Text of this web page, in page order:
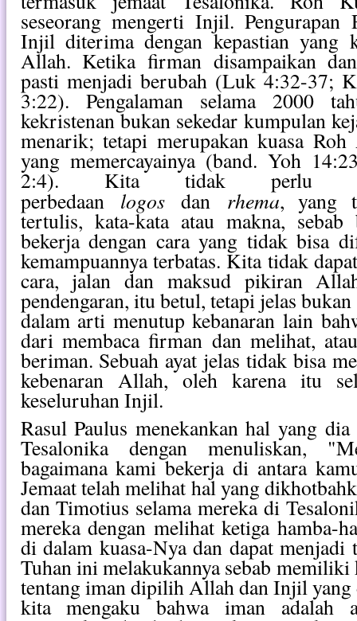
seseorang mengerti Injil. Pengurapan
Injil diterima dengan kepastian yang
Allah. Ketika firman disampaikan
pasti menjadi berubah (Luk 4:32-37;
3:22). Pengalaman selama 2000
kekristenan bukan sekedar kumpulan
menarik; tetapi merupakan kuasa
yang memercayainya (band. Yoh
2:4). Kita tidak perlu
perbedaan logosdan rhema, yang
tertulis, kata-kata atau makna, sebab
bekerja dengan cara yang tidak bisa
kemampuannya terbatas. Kita tidak
cara, jalan dan maksud pikiran
pendengaran, itu betul, tetapi jelas
dalam arti menutup kebanaran lain
dari membaca firman dan melihat,
beriman. Sebuah ayat jelas tidak bisa
kebenaran Allah, oleh karena itu
keseluruhan Injil.
Rasul Paulus menekankan hal yang
Tesalonika dengan menuliskan,
bagaimana kami bekerja di antara
Jemaat telah melihat hal yang
dan Timotius selama mereka di
mereka dengan melihat ketiga hamba-
di dalam kuasa-Nya dan dapat menjadi
Tuhan ini melakukannya sebab memiliki
tentang iman dipilih Allah dan Injil
kita mengaku bahwa iman adalah